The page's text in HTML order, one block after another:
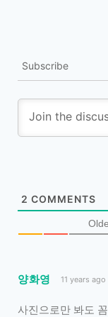
Subscribe
2 COMMENTS
양화영 11 years ago
사진으로만 봐도